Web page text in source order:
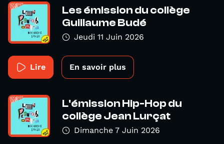
Les émission du collège
Guillaume Budé
Jeudi 11 Juin 2026
Lire En savoir plus
L'émission Hip-Hop du
collège Jean Lurçat
Dimanche 7 Juin 2026